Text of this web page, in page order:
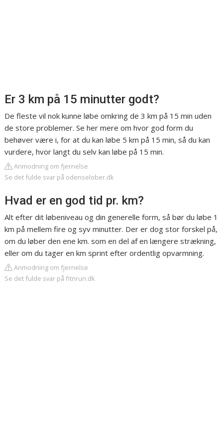
Er 3 km på 15 minutter godt?
De fleste vil nok kunne løbe omkring de 3 km på 15 min uden
de store problemer. Se her mere om hvor god form du
behøver være i, for at du kan løbe 5 km på 15 min, så du kan
vurdere, hvor langt du selv kan løbe på 15 min.
Anmodning om fjernelse
Se det fulde svar på odenselober.dk
Hvad er en god tid pr. km?
Alt efter dit løbeniveau og din generelle form, så bør du løbe 1
km på mellem fire og syv minutter. Der er dog stor forskel på,
om du løber den ene km. som en del af en længere strækning,
eller om du tager en km sprint efter ordentlig opvarmning.
Anmodning om fjernelse
Se det fulde svar på fitnrun.dk